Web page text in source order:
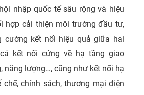
nhập quốc tế sâu rộng và hiệu
hợp cải thiện môi trường đầu tư,
cường kết nối hiệu quả giữa hai
kết nối cứng về hạ tầng giao
năng lượng…, cũng như kết nối hạ
chế, chính sách, thương mại điện